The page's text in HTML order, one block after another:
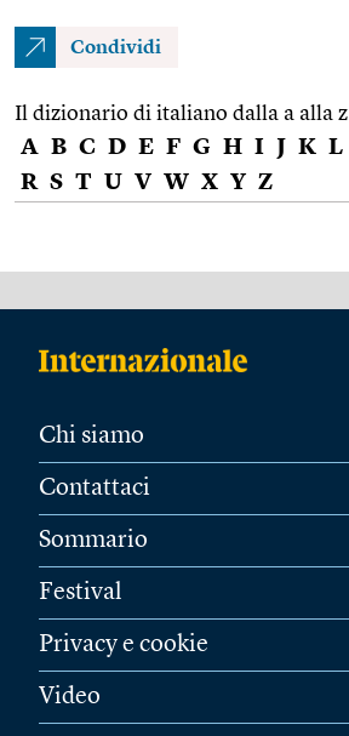
Condividi
Il dizionario di italiano dalla a alla z
A B C D E F G H I J K L
R S T U V W X Y Z
Chi siamo
Contattaci
Sommario
Festival
Privacy e cookie
Video